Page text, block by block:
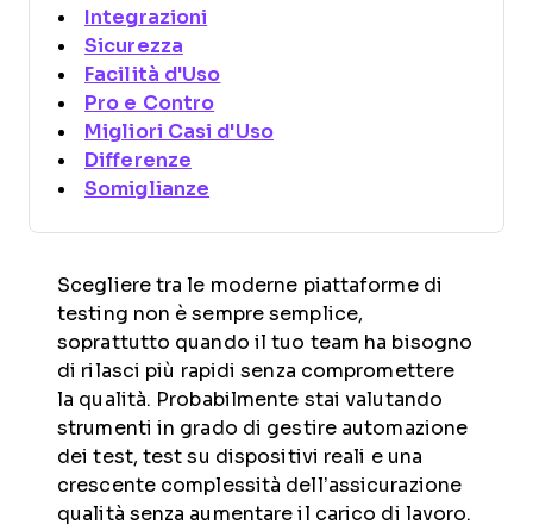
Integrazioni
Sicurezza
Facilità d'Uso
Pro e Contro
Migliori Casi d'Uso
Differenze
Somiglianze
Scegliere tra le moderne piattaforme di
testing non è sempre semplice,
soprattutto quando il tuo team ha bisogno
di rilasci più rapidi senza compromettere
la qualità. Probabilmente stai valutando
strumenti in grado di gestire automazione
dei test, test su dispositivi reali e una
crescente complessità dell’assicurazione
qualità senza aumentare il carico di lavoro.